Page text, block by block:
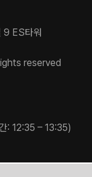
9 ES타워
reserved
: 12:35 – 13:35)